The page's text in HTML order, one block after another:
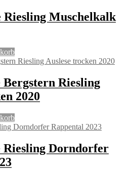
Muschelkalk
Bergstern Riesling
2020
Riesling Dorndorfer